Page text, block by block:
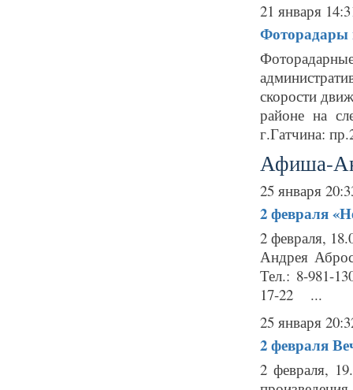
21 января
Фоторадары
скорости
районе на
г.Гатчина:
Афиша-
25 января
2 февраля
2 февраля,
Андрея
Тел.: 8-981-
17-22 ...
25 января
2 февраля
2 февраля,